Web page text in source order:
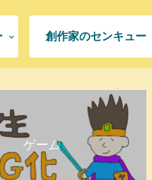
創作家のセンキュー
ゲーム